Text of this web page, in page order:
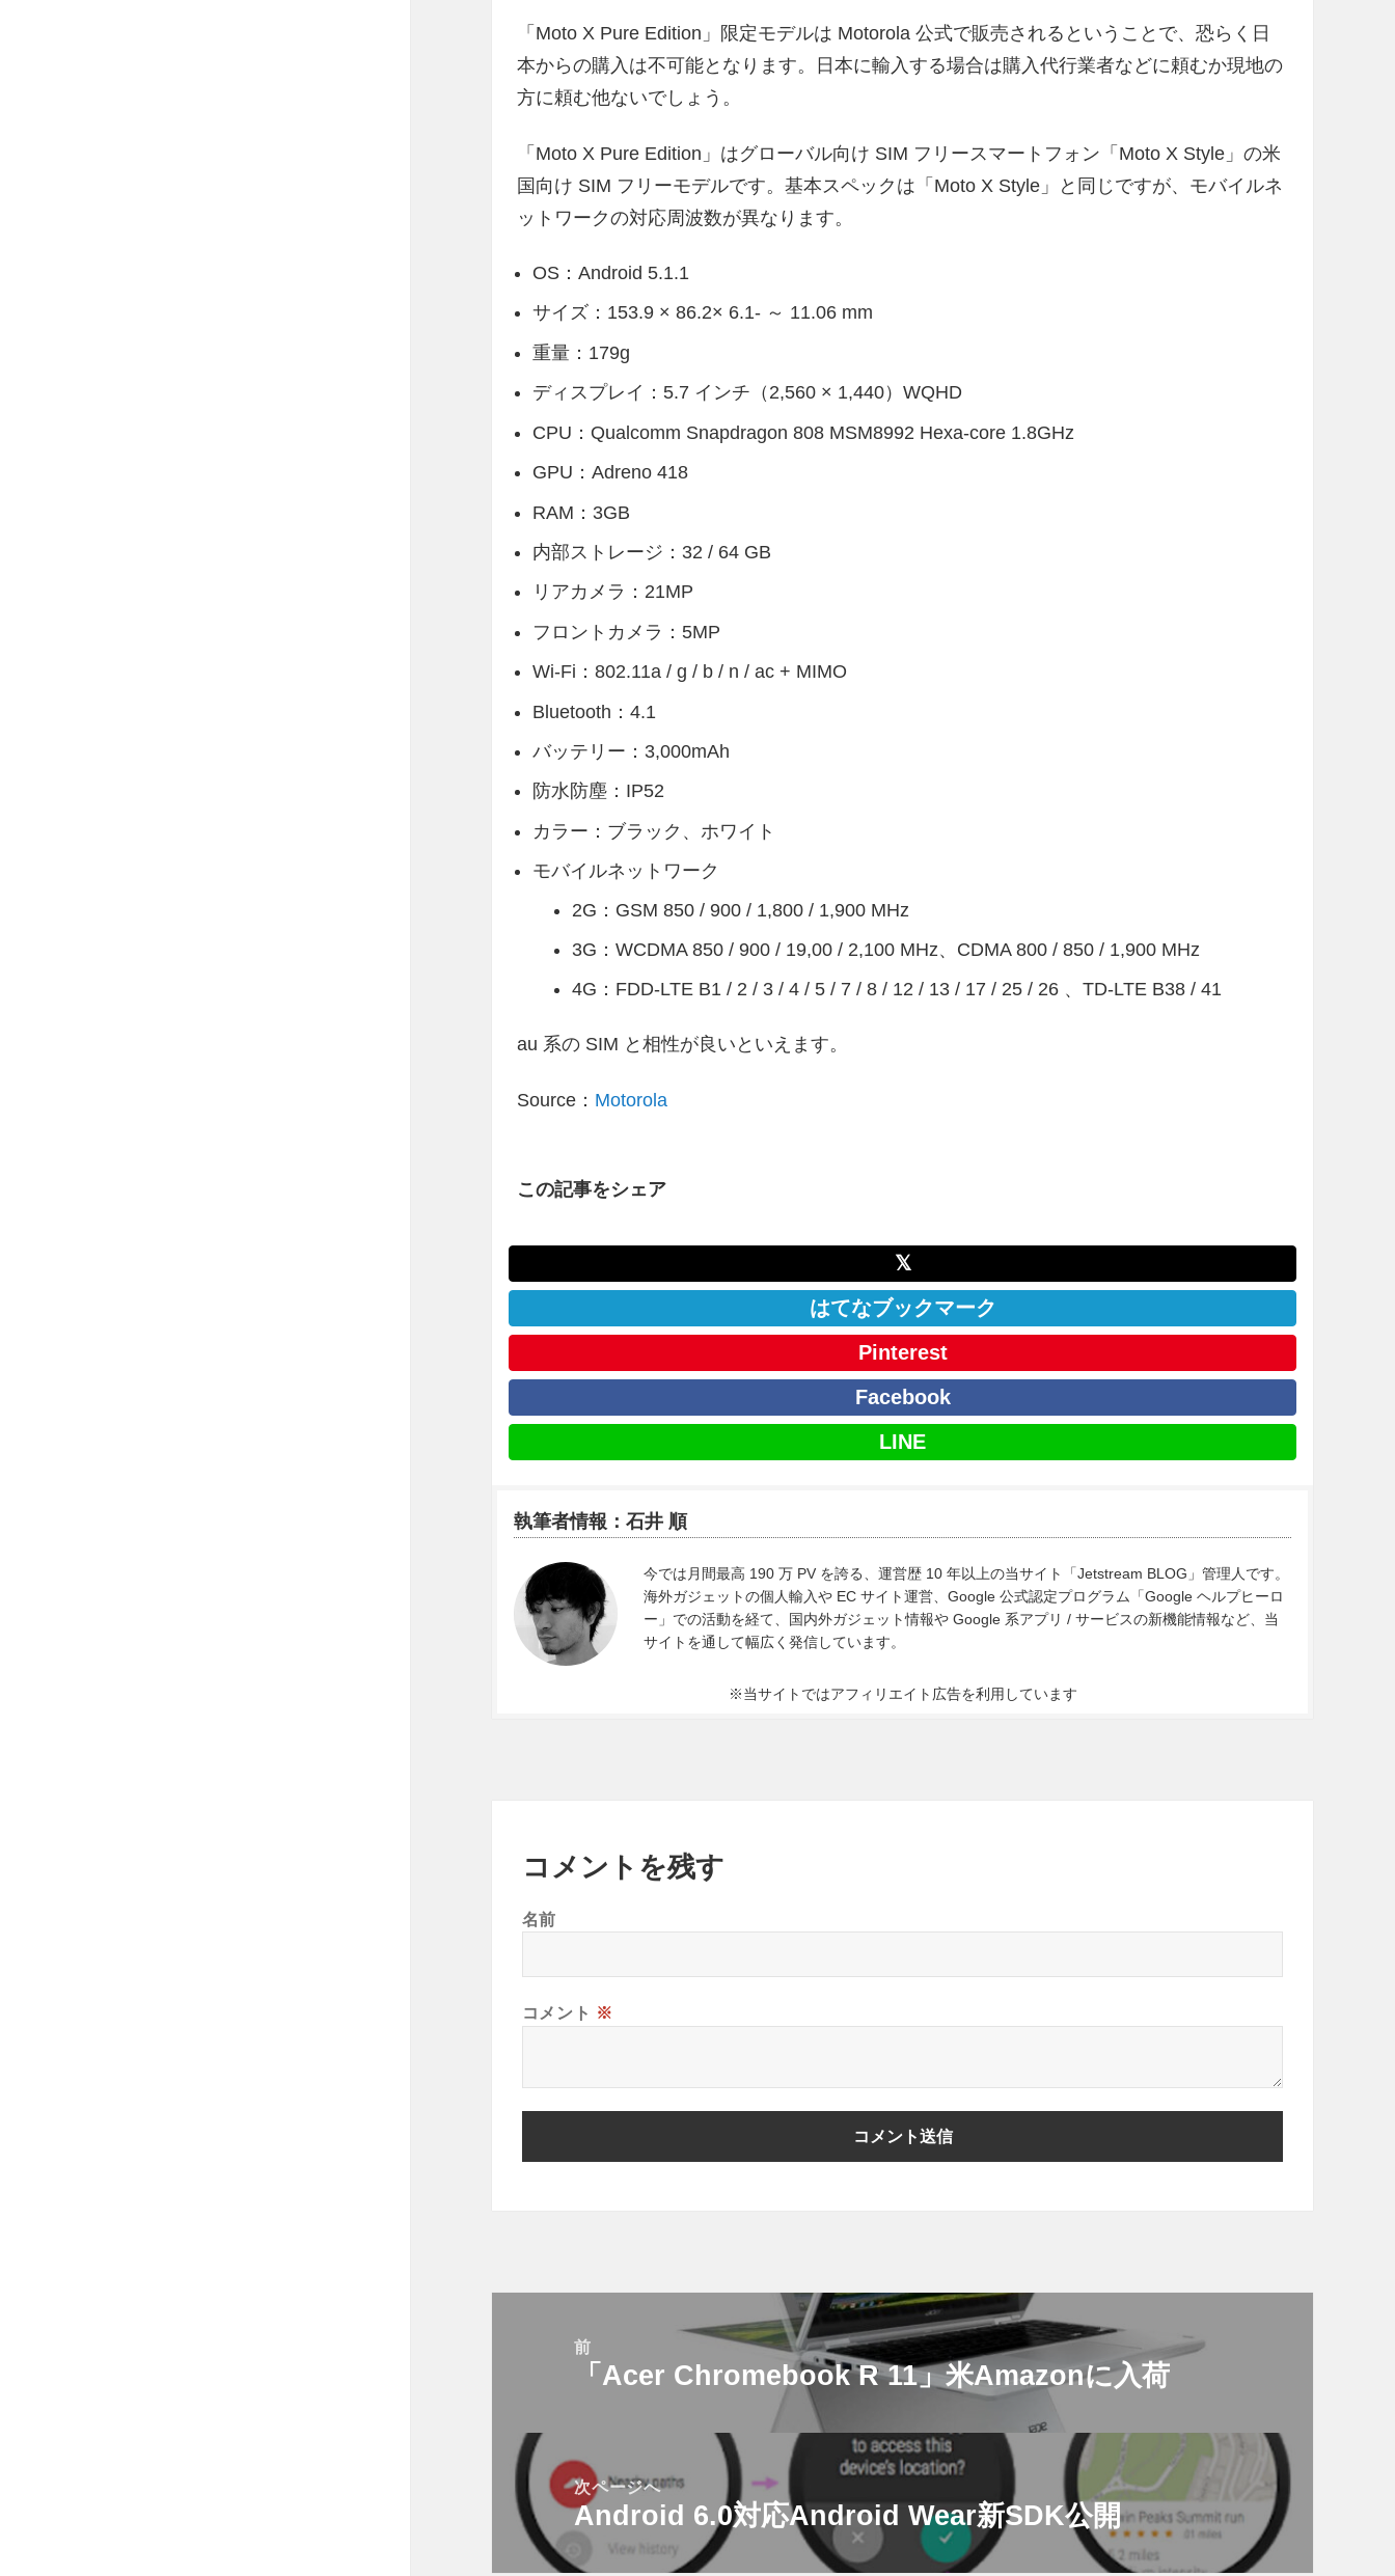
「Moto X Pure Edition」限定モデルは Motorola 公式で販売されるということで、恐らく日
本からの購入は不可能となります。日本に輸入する場合は購入代行業者などに頼むか現地の
方に頼む他ないでしょう。
「Moto X Pure Edition」はグローバル向け SIM フリースマートフォン「Moto X Style」の米
国向け SIM フリーモデルです。基本スペックは「Moto X Style」と同じですが、モバイルネ
ットワークの対応周波数が異なります。
OS：Android 5.1.1
サイズ：153.9 × 86.2× 6.1- ～ 11.06 mm
重量：179g
ディスプレイ：5.7 インチ（2,560 × 1,440）WQHD
CPU：Qualcomm Snapdragon 808 MSM8992 Hexa-core 1.8GHz
GPU：Adreno 418
RAM：3GB
内部ストレージ：32 / 64 GB
リアカメラ：21MP
フロントカメラ：5MP
Wi-Fi：802.11a / g / b / n / ac + MIMO
Bluetooth：4.1
バッテリー：3,000mAh
防水防塵：IP52
カラー：ブラック、ホワイト
モバイルネットワーク
2G：GSM 850 / 900 / 1,800 / 1,900 MHz
3G：WCDMA 850 / 900 / 19,00 / 2,100 MHz、CDMA 800 / 850 / 1,900 MHz
4G：FDD-LTE B1 / 2 / 3 / 4 / 5 / 7 / 8 / 12 / 13 / 17 / 25 / 26 、TD-LTE B38 / 41
au 系の SIM と相性が良いといえます。
Source： Motorola
この記事をシェア
𝕏
はてなブックマーク
Pinterest
Facebook
LINE
執筆者情報：石井 順
今では月間最高 190 万 PV を誇る、運営歴 10 年以上の当サイト「Jetstream BLOG」管理人です。
海外ガジェットの個人輸入や EC サイト運営、Google 公式認定プログラム「Google ヘルプヒーロ
ー」での活動を経て、国内外ガジェット情報や Google 系アプリ / サービスの新機能情報など、当
サイトを通して幅広く発信しています。
※当サイトではアフィリエイト広告を利用しています
コメントを残す
名前
コメント ※
前
前
稿:
「Acer Chromebook R 11」米Amazonに入荷
次ページへ
次
Android 6.0対応Android Wear新SDK公開